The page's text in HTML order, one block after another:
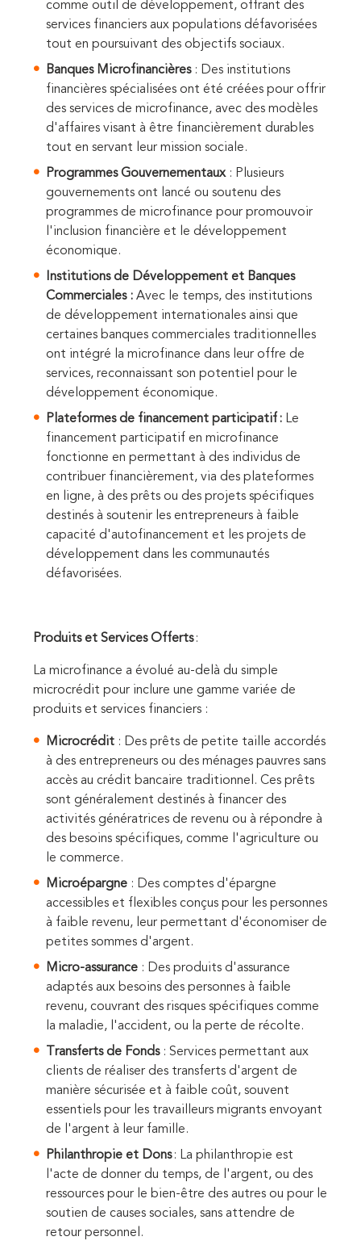
comme outil de développement, offrant des
services financiers aux populations défavorisées
tout en poursuivant des objectifs sociaux.
Banques Microfinancières: Des institutions
financières spécialisées ont été créées pour offrir
des services de microfinance, avec des modèles
d'affaires visant à être financièrement durables
tout en servant leur mission sociale.
Programmes Gouvernementaux: Plusieurs
gouvernements ont lancé ou soutenu des
programmes de microfinance pour promouvoir
l'inclusion financière et le développement
économique.
Institutions de Développement et Banques
Commerciales : Avec le temps, des institutions
de développement internationales ainsi que
certaines banques commerciales traditionnelles
ont intégré la microfinance dans leur offre de
services, reconnaissant son potentiel pour le
développement économique.
Plateformes de financement participatif : Le
financement participatif en microfinance
fonctionne en permettant à des individus de
contribuer financièrement, via des plateformes
en ligne, à des prêts ou des projets spécifiques
destinés à soutenir les entrepreneurs à faible
capacité d'autofinancement et les projets de
développement dans les communautés
défavorisées.
Produits et Services Offerts:
La microfinance a évolué au-delà du simple
microcrédit pour inclure une gamme variée de
produits et services financiers :
Microcrédit : Des prêts de petite taille accordés
à des entrepreneurs ou des ménages pauvres sans
accès au crédit bancaire traditionnel. Ces prêts
sont généralement destinés à financer des
activités génératrices de revenu ou à répondre à
des besoins spécifiques, comme l'agriculture ou
le commerce.
Microépargne : Des comptes d'épargne
accessibles et flexibles conçus pour les personnes
à faible revenu, leur permettant d'économiser de
petites sommes d'argent.
Micro-assurance : Des produits d'assurance
adaptés aux besoins des personnes à faible
revenu, couvrant des risques spécifiques comme
la maladie, l'accident, ou la perte de récolte.
Transferts de Fonds: Services permettant aux
clients de réaliser des transferts d'argent de
manière sécurisée et à faible coût, souvent
essentiels pour les travailleurs migrants envoyant
de l'argent à leur famille.
Philanthropie et Dons: La philanthropie est
l'acte de donner du temps, de l'argent, ou des
ressources pour le bien-être des autres ou pour le
soutien de causes sociales, sans attendre de
retour personnel.